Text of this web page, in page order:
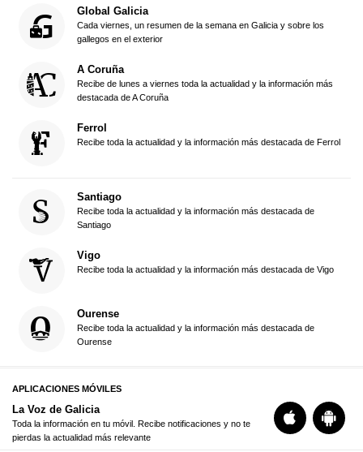
Global Galicia
Cada viernes, un resumen de la semana en Galicia y sobre los
gallegos en el exterior
A Coruña
Recibe de lunes a viernes toda la actualidad y la información más
destacada de A Coruña
Ferrol
Recibe toda la actualidad y la información más destacada de Ferrol
Santiago
Recibe toda la actualidad y la información más destacada de
Santiago
Vigo
Recibe toda la actualidad y la información más destacada de Vigo
Ourense
Recibe toda la actualidad y la información más destacada de
Ourense
APLICACIONES MÓVILES
La Voz de Galicia
Toda la información en tu móvil. Recibe notificaciones y no te
pierdas la actualidad más relevante